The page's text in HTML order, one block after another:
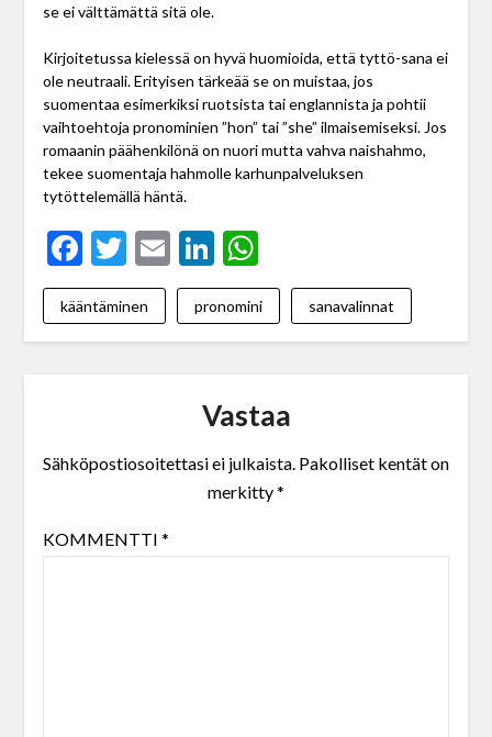
se ei välttämättä sitä ole.
Kirjoitetussa kielessä on hyvä huomioida, että tyttö-sana ei
ole neutraali. Erityisen tärkeää se on muistaa, jos
suomentaa esimerkiksi ruotsista tai englannista ja pohtii
vaihtoehtoja pronominien ”hon” tai ”she” ilmaisemiseksi. Jos
romaanin päähenkilönä on nuori mutta vahva naishahmo,
tekee suomentaja hahmolle karhunpalveluksen
tytöttelemällä häntä.
Facebook
Twitter
EmailLinkedIn
WhatsApp
kääntäminen pronomini sanavalinnat
Vastaa
Sähköpostiosoitettasi ei julkaista. Pakolliset kentät on
merkitty*
KOMMENTTI *